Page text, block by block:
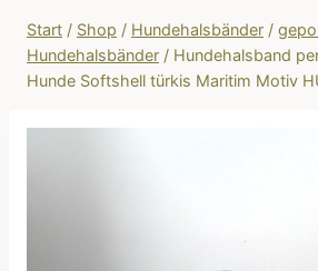
Start / Shop / Hundehalsbänder /
Hundehalsbänder / Hundehalsband
Hunde Softshell türkis Maritim Motiv